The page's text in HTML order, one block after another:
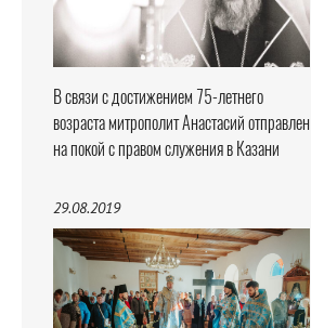
В связи с достижением 75-летнего
возраста митрополит Анастасий отправлен
на покой с правом служения в Казани
29.08.2019